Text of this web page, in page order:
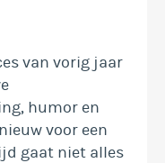
van vorig jaar
humor en
voor een
gaat niet alles